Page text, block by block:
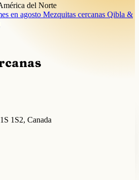
del Norte
en agosto Mezquitas cercanas Qibla &
1S2, Canada